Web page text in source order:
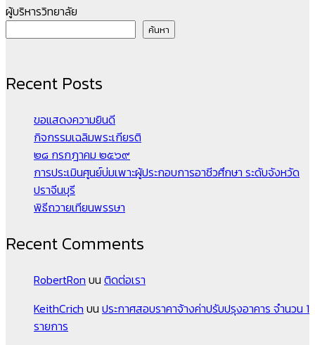
pagination
ผู้บริหารวิทยาลัย
ค้นหา
Recent Posts
ขอแสดงความยินดี
กิจกรรมเฉลิมพระเกียรติ
๒๘ กรกฎาคม ๒๕๖๙
การประเมินศูนย์บ่มเพาะผู้ประกอบการอาชีวศึกษา ระดับจังหวัด
ปราจีนบุรี
พิธีถวายเทียนพรรษา
Recent Comments
RobertRon บน ติดต่อเรา
KeithCrich บน ประกาศสอบราคาจ้างค่าปรับปรุงอาคาร จำนวน 1
รายการ